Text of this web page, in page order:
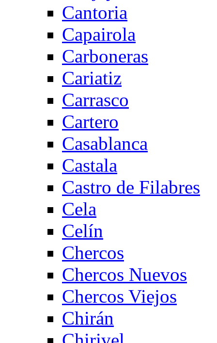
Cantoria
Capairola
Carboneras
Cariatiz
Carrasco
Cartero
Casablanca
Castala
Castro de Filabres
Cela
Celín
Chercos
Chercos Nuevos
Chercos Viejos
Chirán